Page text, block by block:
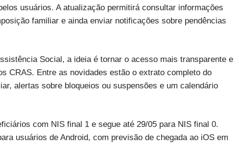
usuários. A atualização permitirá consultar informações
familiar e ainda enviar notificações sobre pendências
Social, a ideia é tornar o acesso mais transparente e
CRAS. Entre as novidades estão o extrato completo do
alertas sobre bloqueios ou suspensões e um calendário
com NIS final 1 e segue até 29/05 para NIS final 0.
usuários de Android, com previsão de chegada ao iOS em